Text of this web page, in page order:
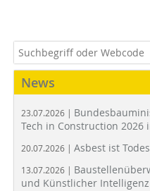
News
23.07.2026 |
Tech in Construction 2026
20.07.2026 | Asbest ist
13.07.2026 |
und Künstlicher Intelligenz